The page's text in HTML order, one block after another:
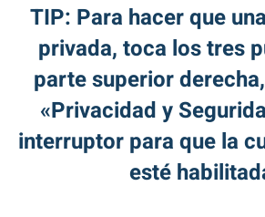
TIP: Para hacer que
privada, toca los tres
parte superior
«Privacidad y
interruptor para que la
esté